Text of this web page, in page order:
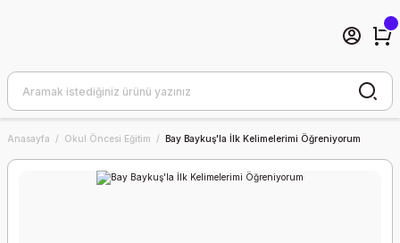
Anasayfa Okul Öncesi Eğitim Bay Baykuş'la İlk Kelimelerimi Öğreniyorum